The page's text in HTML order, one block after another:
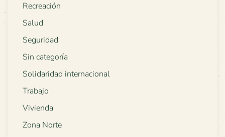
Recreación
Salud
Seguridad
Sin categoría
Solidaridad internacional
Trabajo
Vivienda
Zona Norte